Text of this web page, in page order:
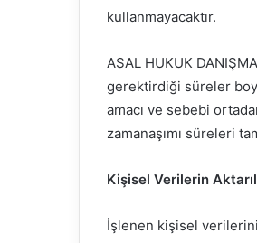
kullanmayacaktır.
ASAL HUKUK
gerektirdiği süreler
amacı ve sebebi
zamanaşımı süreleri
Kişisel Verilerin
İşlenen kişisel